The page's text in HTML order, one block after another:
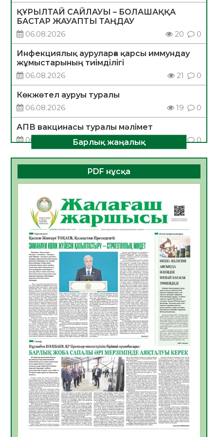
ҚҰРЫЛТАЙ САЙЛАУЫ – БОЛАШАҚҚА
БАСТАР ЖАУАПТЫ ТАҢДАУ
06.08.2026
20 0
Инфекциялық ауруларға қарсы иммундау
жұмыстарының тиімділігі
06.08.2026
21 0
Көкжөтел ауруы туралы
06.08.2026
19 0
АПВ вакцинасы туралы мәлімет
06.08.2026
0
Open Air: Қызылорда облысы полиция
департаменті 20 мыңнан астам
көрерменнің қауіпсіздігін қамтамасыз етті
ҚЫЗЫЛОРДАДА «САНАЛЫ ҰРПАҚ –
ЖАРҚЫН БОЛАШАҚ» АТТЫ КЕҢЕЙТІЛГЕН
МӘЖІЛІС ӨТТІ
05.08.2026
32
Қазақстан Орталық Азиядағы көшуге ең
қолайлы ел атанды
05.08.2026
33
Өрт қауіпсіздігі талаптарын сақтау – әр
азаматтың міндеті
05.08.2026
33
Руслан Рүстемұлы облыс әкімінің
кеңесшісі болып тағайындалды
05.08.2026
31
Цифрландыру саласын дамыту аясында
салынатын жаңа орталықтың жобасы
талқыланды
05.08.2026
30
Барлық жаңалық
PDF нұсқа